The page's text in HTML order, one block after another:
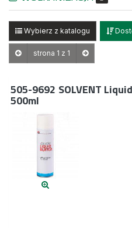
Wybierz z katalogu
strona 1 z 1
505-9692 SOLVENT
500ml